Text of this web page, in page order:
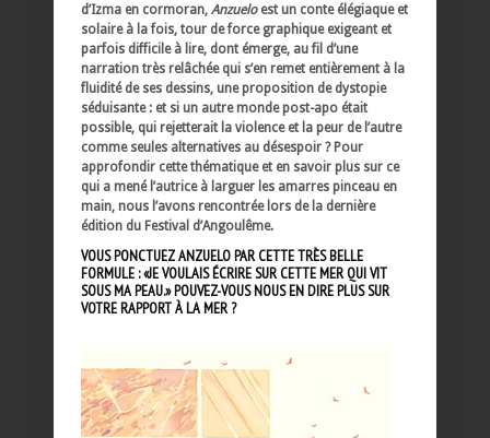
d’Izma en cormoran, Anzueloest un conte élégiaque et
solaire à la fois, tour de force graphique exigeant et
parfois difficile à lire, dont émerge, au fil d’une
narration très relâchée qui s’en remet entièrement à la
fluidité de ses dessins, une proposition de dystopie
séduisante : et si un autre monde post-apo était
possible, qui rejetterait la violence et la peur de l’autre
comme seules alternatives au désespoir ? Pour
approfondir cette thématique et en savoir plus sur ce
qui a mené l’autrice à larguer les amarres pinceau en
main, nous l’avons rencontrée lors de la dernière
édition du Festival d’Angoulême.
VOUS PONCTUEZ ANZUELO PAR CETTE TRÈS BELLE
FORMULE : «JE VOULAIS ÉCRIRE SUR CETTE MER QUI VIT
SOUS MA PEAU.» POUVEZ-VOUS NOUS EN DIRE PLUS SUR
VOTRE RAPPORT À LA MER ?